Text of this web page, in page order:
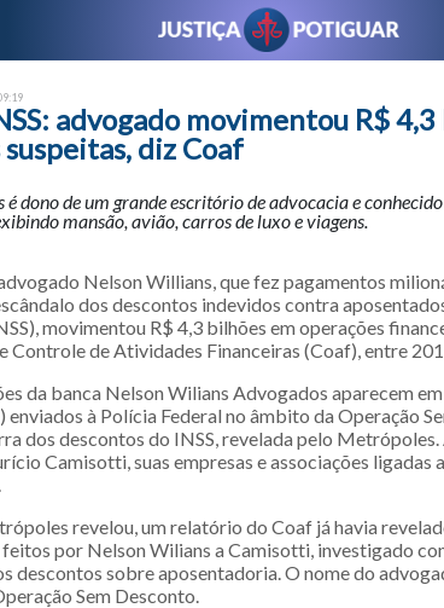
advogado movimentou R$
diz Coaf
é dono de um grande escritório de advocacia e
mansão, avião, carros de luxo e viagens.
Nelson Willians, que fez pagamentos
dos descontos indevidos contra
movimentou R$ 4,3 bilhões em operações
Controle de Atividades Financeiras (Coaf), entre
da banca Nelson Wilians Advogados aparecem
enviados à Polícia Federal no âmbito da Operação
dos descontos do INSS, revelada pelo
Camisotti, suas empresas e associações ligadas
revelou, um relatório do Coaf já havia
feitos por Nelson Wilians a Camisotti, investigado
descontos sobre aposentadoria. O nome do
Sem Desconto.